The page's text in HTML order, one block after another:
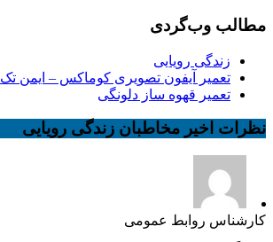
مطالب وب‌گردی
زندگی رویایی
تعمیر آیفون تصویری کوماکس – ایمن تک
تعمیر قهوه ساز دلونگی
نظرات اخیر مخاطبان زندگی رویایی
کارشناس روابط عمومی